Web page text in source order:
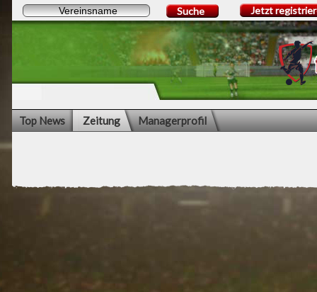
Suche Jetzt
Top News Zeitung Managerprofil